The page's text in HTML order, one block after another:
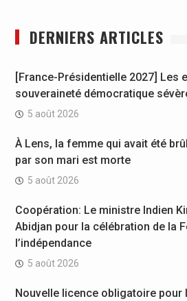
DERNIERS ARTICLES
[France-Présidentielle 2027] Les
souveraineté démocratique
5 août 2026
À Lens, la femme qui avait été
par son mari est morte
5 août 2026
Coopération: Le ministre Indien
Abidjan pour la célébration de la
l’indépendance
5 août 2026
Nouvelle licence obligatoire pour